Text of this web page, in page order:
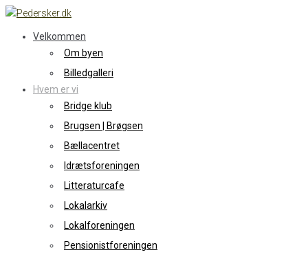
Skip
content
Velkommen
Om byen
Billedgalleri
Hvem er vi
Bridge klub
Brugsen | Brøgsen
Bællacentret
Idrætsforeningen
Litteraturcafe
Lokalarkiv
Lokalforeningen
Pensionistforeningen